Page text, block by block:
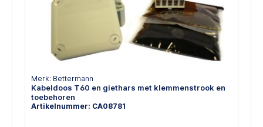
Merk: Bettermann
Kabeldoos T60 en giethars met klemmenstrook en
toebehoren
Artikelnummer: CA08781